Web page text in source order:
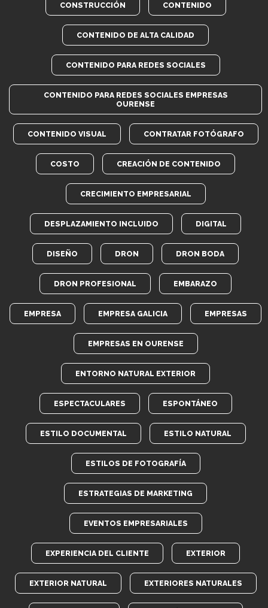
CONSTRUCCIÓN CONTENIDO
CONTENIDO DE ALTA CALIDAD
CONTENIDO PARA REDES SOCIALES
CONTENIDO PARA REDES SOCIALES EMPRESAS
OURENSE
CONTENIDO VISUAL CONTRATAR FOTÓGRAFO
COSTO CREACIÓN DE CONTENIDO
CRECIMIENTO EMPRESARIAL
DESPLAZAMIENTO INCLUIDO DIGITAL
DISEÑO DRON DRON BODA
DRON PROFESIONAL EMBARAZO
EMPRESA EMPRESA GALICIA EMPRESAS
EMPRESAS EN OURENSE
ENTORNO NATURAL EXTERIOR
ESPECTACULARES ESPONTÁNEO
ESTILO DOCUMENTAL ESTILO NATURAL
ESTILOS DE FOTOGRAFÍA
ESTRATEGIAS DE MARKETING
EVENTOS EMPRESARIALES
EXPERIENCIA DEL CLIENTE EXTERIOR
EXTERIOR NATURAL EXTERIORES NATURALES